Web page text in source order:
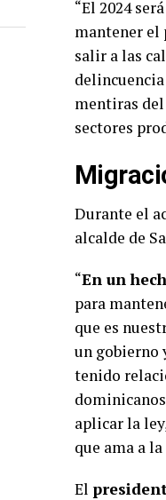
“El 2024
mantener el
salir a las
mentiras
sectores
Durante el
alcalde de
“En un
para
que es
un gobierno
tenido
aplicar la
que ama a
El